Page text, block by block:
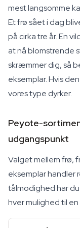
mest langsomme
Et frø sået i dag
på cirka tre år. En
at nå blomstrende
skræmmer dig, så
eksemplar. Hvis
vores type dyrker.
Peyote-
udgangspunkt
Valget mellem frø,
eksemplar handler
tålmodighed har
hver mulighed til en